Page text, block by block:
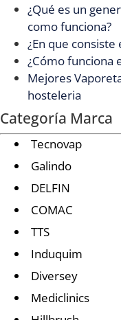
¿Qué es un
como funciona?
¿En que
¿Cómo funciona
Mejores
hosteleria
Categoría Marca
Tecnovap
Galindo
DELFIN
COMAC
TTS
Induquim
Diversey
Mediclinics